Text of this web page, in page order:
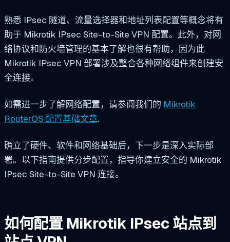
熟悉 IPsec 隧道、流量选择器和地址列表配置等概念将有
助于 Mikrotik IPsec Site-to-Site VPN 配置。此外，对网
络协议和防火墙管理的基本了解也很有帮助，因为此
Mikrotik IPsec VPN 部署涉及整合各种网络组件来创建安
全连接。
如需进一步了解网络配置，请参阅我们的 Mikrotik
RouterOS 配置基础文章.
确立了硬件、软件和网络基础后，下一步是深入实际部
署。以下指南提供分步配置，指导你建立安全的 Mikrotik
IPsec Site-to-Site VPN 连接。
如何配置 Mikrotik IPsec 站点到